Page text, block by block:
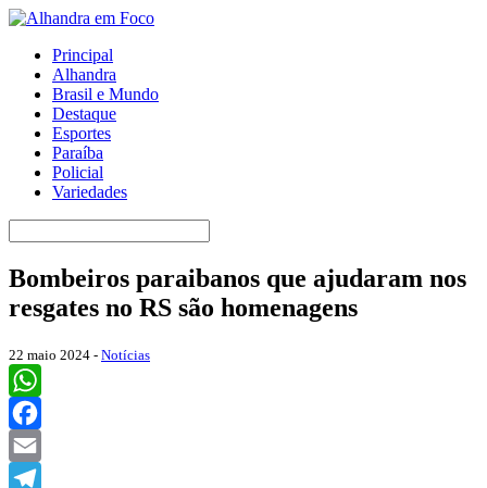
Principal
Alhandra
Brasil e Mundo
Destaque
Esportes
Paraíba
Policial
Variedades
Bombeiros paraibanos que ajudaram nos
resgates no RS são homenagens
22 maio 2024 - Notícias
WhatsApp
Facebook
Email